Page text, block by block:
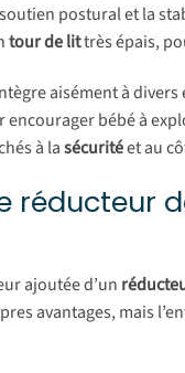
postural et la
tour de littrès épais,
aisément à
encourager bébé à
à lasécuritéet au
réducteur
ajoutée d’un
avantages, mais